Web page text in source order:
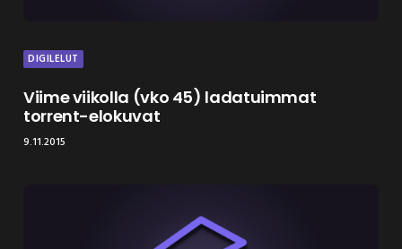
DIGILELUT
Viime viikolla (vko 45) ladatuimmat
torrent-elokuvat
9.11.2015